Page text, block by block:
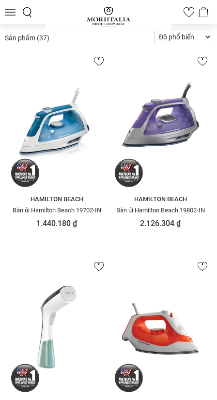
Toggle
0
Sản phẩm (37)
HAMILTON BEACH
Bàn ủi Hamilton Beach 19702-IN
1.440.180 ₫
HAMILTON BEACH
Bàn ủi Hamilton Beach 19802-IN
2.126.304 ₫